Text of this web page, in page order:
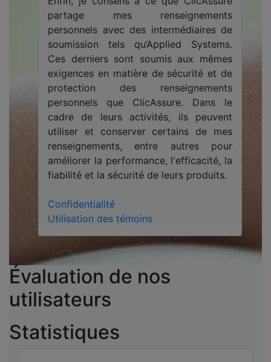
partage mes renseignements
personnels avec des intermédiaires de
soumission tels qu’Applied Systems.
Ces derniers sont soumis aux mêmes
exigences en matière de sécurité et de
protection des renseignements
personnels que ClicAssure. Dans le
cadre de leurs activités, ils peuvent
utiliser et conserver certains de mes
renseignements, entre autres pour
améliorer la performance, l'efficacité, la
fiabilité et la sécurité de leurs produits.
Confidentialité
Utilisation des témoins
Évaluation de nos
utilisateurs
Statistiques